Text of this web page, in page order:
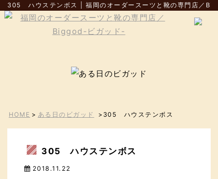
305 ハウステンボス | 福岡のオーダースーツと靴の専門店／
HOME > ある日のビガッド >305 ハウステンボス
305 ハウステンボス
2018.11.22